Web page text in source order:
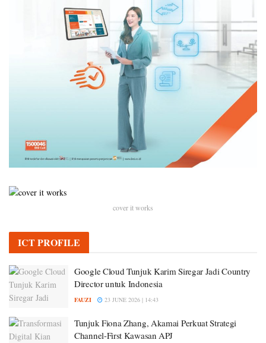
cover it works
ICT PROFILE
Google Cloud Tunjuk Karim Siregar Jadi Country
Director untuk Indonesia
FAUZI 23 JUNE 2026 | 14:43
Tunjuk Fiona Zhang, Akamai Perkuat Strategi
Channel-First Kawasan APJ